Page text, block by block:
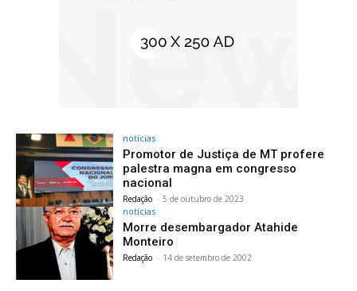
notícias
Promotor de Justiça de MT profere
palestra magna em congresso
nacional
Redação - 5 de outubro de 2023
notícias
Morre desembargador Atahide
Monteiro
Redação - 14 de setembro de 2002